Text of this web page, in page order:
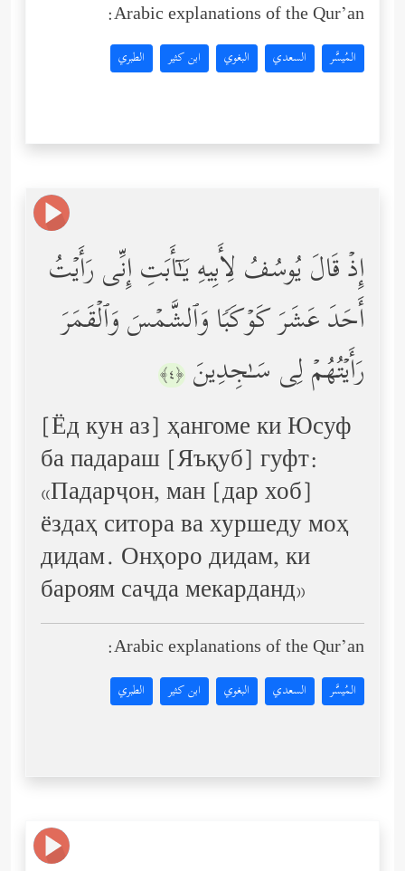
Arabic explanations of the Qur’an:
المُيسَّر السعدي البغوي ابن كثير الطبري
إِذۡ قَالَ یُوسُفُ لِأَبِیهِ یَـٰۤأَبَتِ إِنِّی رَأَیۡتُ
أَحَدَ عَشَرَ كَوۡكَبࣰا وَٱلشَّمۡسَ وَٱلۡقَمَرَ
رَأَیۡتُهُمۡ لِی سَـٰجِدِینَ ﴿٤﴾
[Ёд кун аз] ҳангоме ки Юсуф
ба падараш [Яъқуб] гуфт:
«Падарҷон, ман [дар хоб]
ёздаҳ ситора ва хуршеду моҳ
дидам. Онҳоро дидам, ки
бароям саҷда мекарданд»
Arabic explanations of the Qur’an:
المُيسَّر السعدي البغوي ابن كثير الطبري